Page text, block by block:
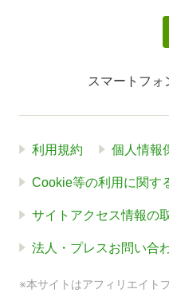
スマートフォ
利用規約 個人情報
Cookie等の利用に関す
サイトアクセス情報の
法人・プレスお問い合
※本サイトはアフィリエイト